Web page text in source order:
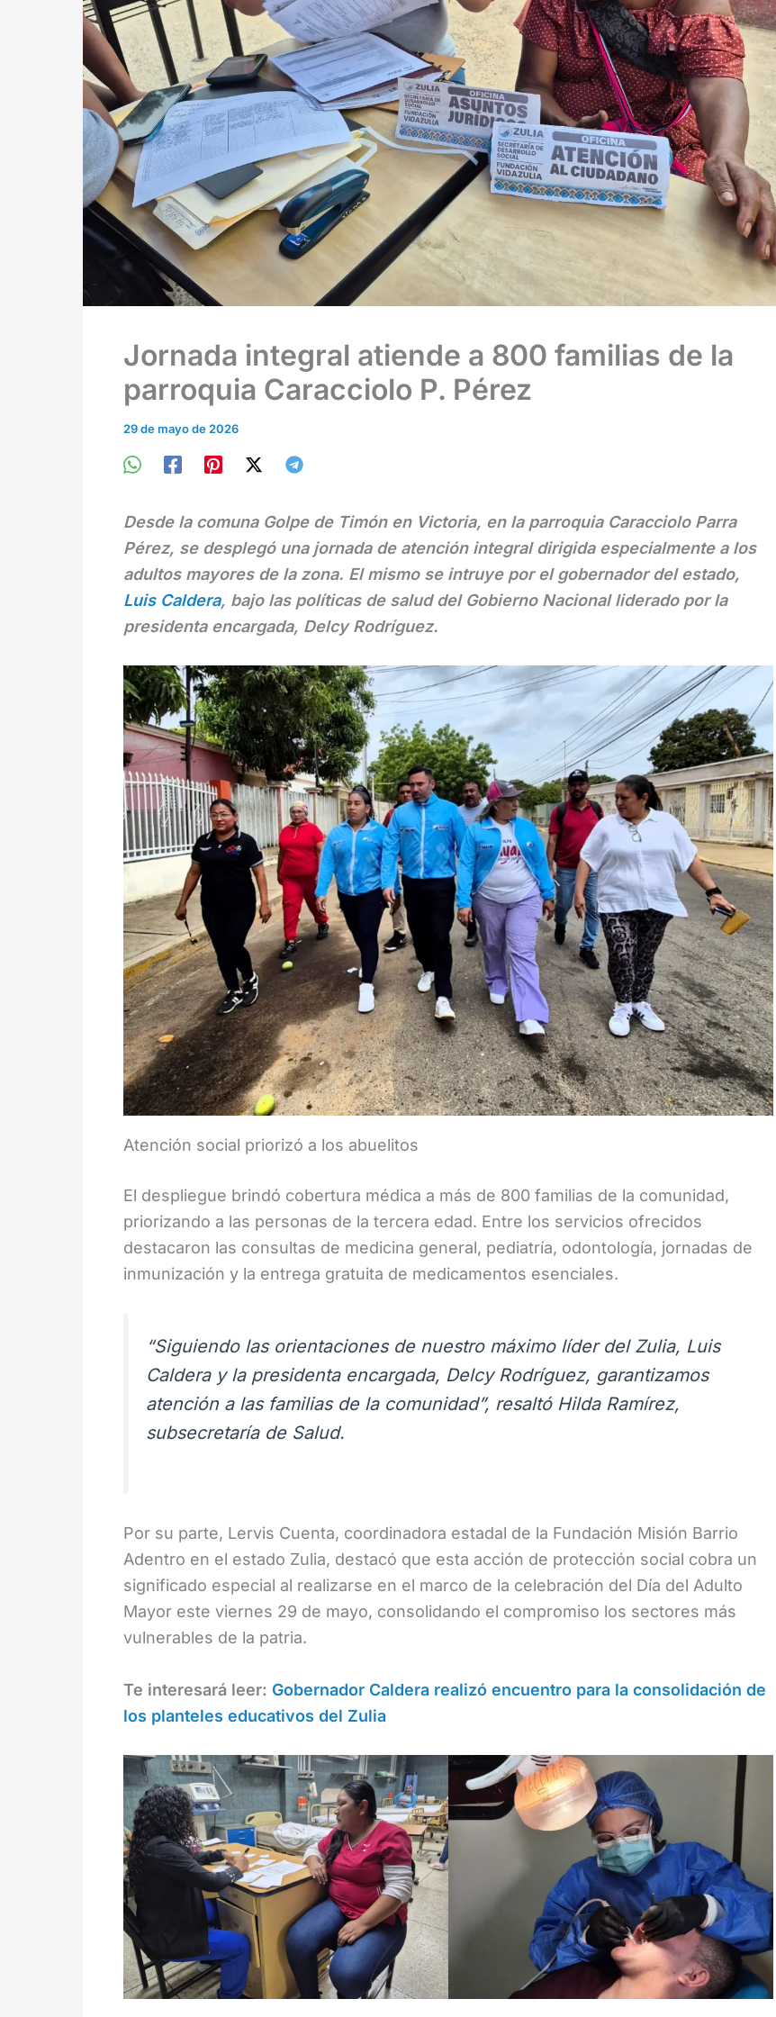
Jornada integral atiende a 800 familias de la
parroquia Caracciolo P. Pérez
29 de mayo de 2026
Desde la comuna Golpe de Timón en Victoria, en la parroquia Caracciolo Parra
Pérez, se desplegó una jornada de atención integral dirigida especialmente a los
adultos mayores de la zona. El mismo se intruye por el gobernador del estado,
Luis Caldera, bajo las políticas de salud del Gobierno Nacional liderado por la
presidenta encargada, Delcy Rodríguez.
Atención social priorizó a los abuelitos
El despliegue brindó cobertura médica a más de 800 familias de la comunidad,
priorizando a las personas de la tercera edad. Entre los servicios ofrecidos
destacaron las consultas de medicina general, pediatría, odontología, jornadas de
inmunización y la entrega gratuita de medicamentos esenciales.
“Siguiendo las orientaciones de nuestro máximo líder del Zulia, Luis
Caldera y la presidenta encargada, Delcy Rodríguez, garantizamos
atención a las familias de la comunidad”, resaltó Hilda Ramírez,
subsecretaría de Salud.
Por su parte, Lervis Cuenta, coordinadora estadal de la Fundación Misión Barrio
Adentro en el estado Zulia, destacó que esta acción de protección social cobra un
significado especial al realizarse en el marco de la celebración del Día del Adulto
Mayor este viernes 29 de mayo, consolidando el compromiso los sectores más
vulnerables de la patria.
Te interesará leer: Gobernador Caldera realizó encuentro para la consolidación de
los planteles educativos del Zulia